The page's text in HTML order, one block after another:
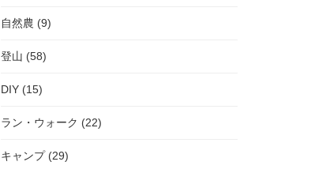
自然農 (9)
登山 (58)
DIY (15)
ラン・ウォーク (22)
キャンプ (29)